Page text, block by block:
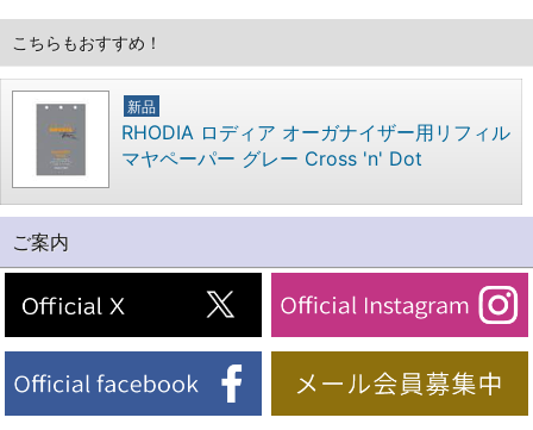
こちらもおすすめ！
新品
RHODIA ロディア オーガナイザー用リフィル
マヤペーパー グレー Cross 'n' Dot
ご案内